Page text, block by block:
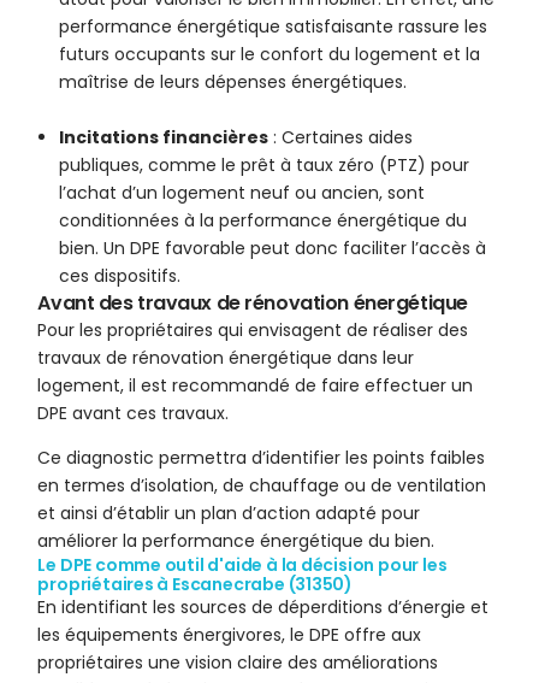
performance énergétique satisfaisante rassure les
futurs occupants sur le confort du logement et la
maîtrise de leurs dépenses énergétiques.
Incitations financières : Certaines aides
publiques, comme le prêt à taux zéro (PTZ) pour
l’achat d’un logement neuf ou ancien, sont
conditionnées à la performance énergétique du
bien. Un DPE favorable peut donc faciliter l’accès à
ces dispositifs.
Avant des travaux de rénovation énergétique
Pour les propriétaires qui envisagent de réaliser des
travaux de rénovation énergétique dans leur
logement, il est recommandé de faire effectuer un
DPE avant ces travaux.
Ce diagnostic permettra d’identifier les points faibles
en termes d’isolation, de chauffage ou de ventilation
et ainsi d’établir un plan d’action adapté pour
améliorer la performance énergétique du bien.
Le DPE comme outil d'aide à la décision pour les
propriétaires à Escanecrabe (31350)
En identifiant les sources de déperditions d’énergie et
les équipements énergivores, le DPE offre aux
propriétaires une vision claire des améliorations